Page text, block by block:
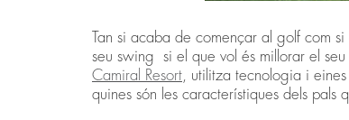
Tan si acaba de començar al golf com
seu swing si el que vol és millorar el
Camiral Resort , utilitza tecnologia i
quines són les característiques dels pals